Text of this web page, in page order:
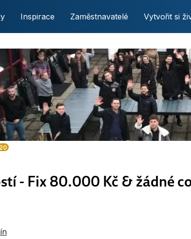
Inspirace Zaměstnavatelé Vytvořit si
20
- Fix 80.000 Kč & žádné